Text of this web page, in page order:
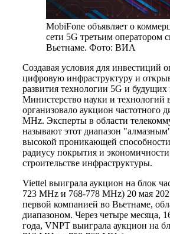
MobiFone объявляет о
сети 5G третьим оператором
Вьетнаме. Фото: ВИА
Создавая условия для инвестиций
цифровую инфраструктуру и
развития технологии 5G и
Министерство науки и технологий
организовало аукцион частотного
MHz. Эксперты в области
называют этот диапазон
высокой проникающей
радиусу покрытия и
строительстве инфраструктуры.
Viettel выиграла аукцион на блок
723 MHz и 768-778 MHz) 20 мая
первой компанией во Вьетнаме,
диапазоном. Через четыре месяца,
года, VNPT выиграла аукцион на